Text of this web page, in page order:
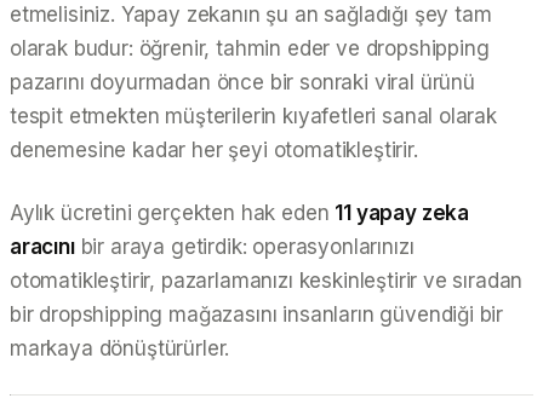
etmelisiniz. Yapay zekanın şu an sağladığı şey tam
olarak budur: öğrenir, tahmin eder ve dropshipping
pazarını doyurmadan önce bir sonraki viral ürünü
tespit etmekten müşterilerin kıyafetleri sanal olarak
denemesine kadar her şeyi otomatikleştirir.
Aylık ücretini gerçekten hak eden 11 yapay zeka
aracınıbir araya getirdik: operasyonlarınızı
otomatikleştirir, pazarlamanızı keskinleştirir ve sıradan
bir dropshipping mağazasını insanların güvendiği bir
markaya dönüştürürler.